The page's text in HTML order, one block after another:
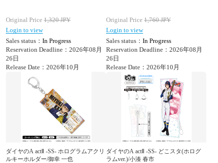
Original Price 1,320JPY
Login to view
Sales status： In Progress
Reservation Deadline：2026年08月
26日
Release Date：2026年10月
Original Price 1,760JPY
Login to view
Sales status： In Progress
Reservation Deadline：2026年08月
26日
Release Date：2026年10月
ダイヤのA actⅡ -SS- ホログラムアクリ
ルキーホルダー/御幸 一也
ダイヤのA actⅡ -SS- どこスタ(ホログ
ラムver.)/小湊 春市